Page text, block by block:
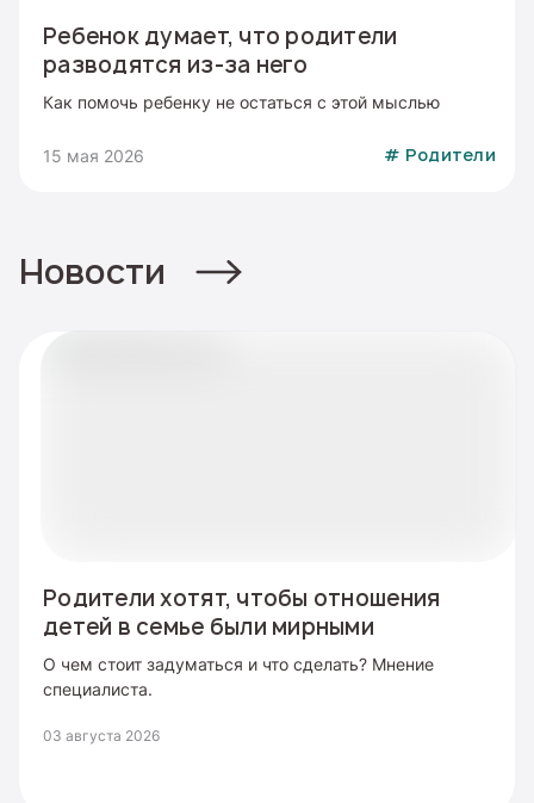
Ребенок думает, что родители
разводятся из-за него
Как помочь ребенку не остаться с этой мыслью
15 мая 2026 # Родители
Новости
Родители хотят, чтобы отношения
детей в семье были мирными
О чем стоит задуматься и что сделать? Мнение
специалиста.
03 августа 2026